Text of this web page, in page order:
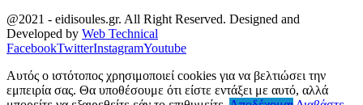
@2021 - eidisoules.gr. All Right Reserved. Designed and
Developed by Web Technical
FacebookTwitterInstagramYoutube
Αυτός ο ιστότοπος χρησιμοποιεί cookies για να βελτιώσει την
εμπειρία σας. Θα υποθέσουμε ότι είστε εντάξει με αυτό, αλλά